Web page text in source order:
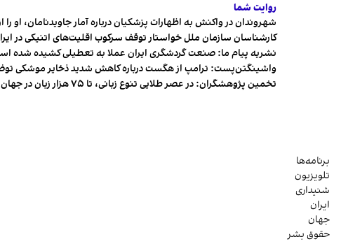
روایت شما
شهروندان در واکنش به اظهارات پزشکیان درباره آمار جاویدنامان، او را
کارشناسان سازمان ملل خواستار توقف سرکوب اقلیت‌های اتنیکی در
نشریه پیام ما: صنعت گردشگری ایران عملا به تعطیلی کشیده شده
واشینگتن‌پست: ترامپ از هگست درباره کاهش شدید ذخایر موشکی
تخمین پژوهشگران: در عصر طلایی تنوع زبانی، تا ۷۵ هزار زبان در جهان وجود داشت
برنامه‌ها
تلویزیون
شنیداری
ایران
جهان
حقوق بشر